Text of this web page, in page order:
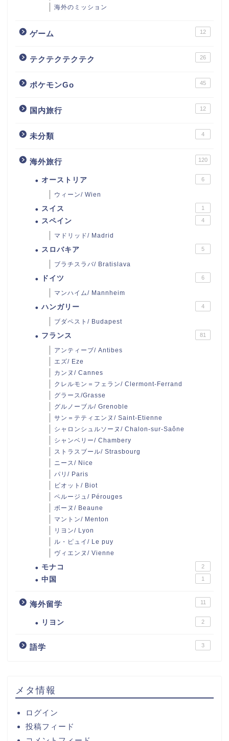
海外のミッション
ゲーム 12
テクテクテクテク 26
ポケモンGo 45
国内旅行 12
未分類 4
海外旅行 120
オーストリア 6
ウィーン/ Wien
スイス 1
スペイン 4
マドリッド/ Madrid
スロバキア 5
ブラチスラバ/ Bratislava
ドイツ 6
マンハイム/ Mannheim
ハンガリー 4
ブダペスト/ Budapest
フランス 81
アンティーブ/ Antibes
エズ/ Eze
カンヌ/ Cannes
クレルモン＝フェラン/ Clermont-Ferrand
グラース/Grasse
グルノーブル/ Grenoble
サン＝テティエンヌ/ Saint-Etienne
シャロンシュルソーヌ/ Chalon-sur-Saône
シャンベリー/ Chambery
ストラスブール/ Strasbourg
ニース/ Nice
パリ/ Paris
ビオット/ Biot
ペルージュ/ Pérouges
ボーヌ/ Beaune
マントン/ Menton
リヨン/ Lyon
ル・ピュイ/ Le puy
ヴィエンヌ/ Vienne
モナコ 2
中国 1
海外留学 11
リヨン 2
語学 3
メタ情報
ログイン
投稿フィード